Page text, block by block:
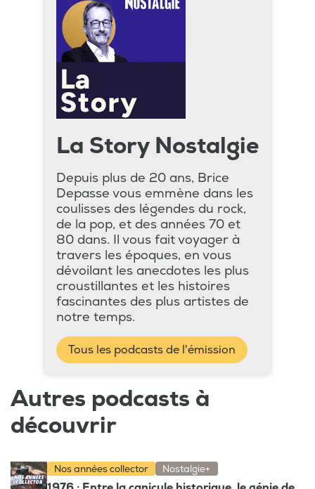
La Story Nostalgie
Depuis plus de 20 ans, Brice
Depasse vous emmène dans les
coulisses des légendes du rock,
de la pop, et des années 70 et
80 dans. Il vous fait voyager à
travers les époques, en vous
dévoilant les anecdotes les plus
croustillantes et les histoires
fascinantes des plus artistes de
notre temps.
Tous les podcasts de l'émission
Autres podcasts à
découvrir
Nos années collector Nostalgie+